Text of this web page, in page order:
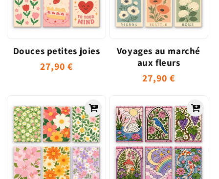
Douces petites joies
Prix
27,90 €
Voyages au marché
aux fleurs
Prix
habituel
27,90 €